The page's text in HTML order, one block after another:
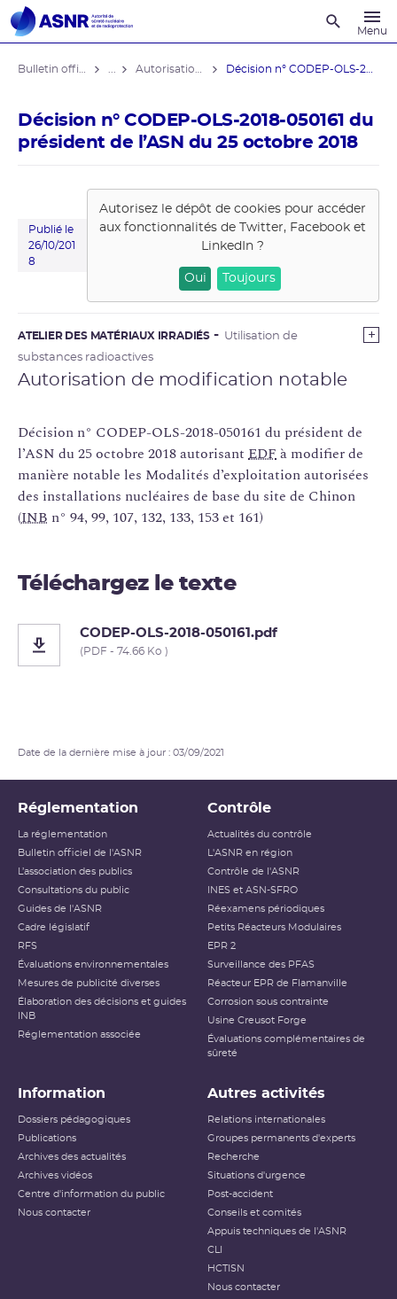
Menu
Décision n° CODEP-OLS-2018-050161 du
président de l’ASN du 25 octobre 2018
Publié le
26/10/201
8
Autorisez le dépôt de cookies pour accéder
aux fonctionnalités deTwitter, Facebook et
LinkedIn ?
Oui Toujours
ATELIER DES MATÉRIAUX IRRADIÉS
Utilisation de
substances radioactives
Autorisation de modification notable
Décision n° CODEP-OLS-2018-050161 du président de
l’ASN du 25 octobre 2018 autorisant EDFà modifier de
manière notable les Modalités d’exploitation autorisées
des installations nucléaires de base du site de Chinon
(INB n° 94, 99, 107, 132, 133, 153 et 161)
Téléchargez le texte
CODEP-OLS-2018-050161.pdf
(PDF - 74.66 Ko )
Date de la dernière mise à jour : 03/09/2021
Réglementation
La réglementation
Bulletin officiel de l'ASNR
L’association des publics
Consultations du public
Guides de l'ASNR
Cadre législatif
RFS
Évaluations environnementales
Mesures de publicité diverses
Élaboration des décisions et guides
INB
Réglementation associée
Contrôle
Actualités du contrôle
L'ASNR en région
Contrôle de l'ASNR
INES et ASN-SFRO
Réexamens périodiques
Petits Réacteurs Modulaires
EPR 2
Surveillance des PFAS
Réacteur EPR de Flamanville
Corrosion sous contrainte
Usine Creusot Forge
Évaluations complémentaires de
sûreté
Information
Dossiers pédagogiques
Publications
Archives des actualités
Archives vidéos
Centre d'information du public
Nous contacter
Autres activités
Relations internationales
Groupes permanents d'experts
Recherche
Situations d'urgence
Post-accident
Conseils et comités
Appuis techniques de l'ASNR
CLI
HCTISN
Nous contacter